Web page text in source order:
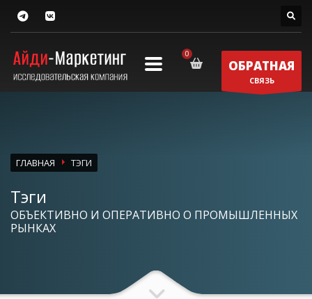
ОБРАТНАЯ
СВЯЗЬ
ГЛАВНАЯ ТЭГИ
Тэги
ОБЪЕКТИВНО И ОПЕРАТИВНО О ПРОМЫШЛЕННЫХ
РЫНКАХ